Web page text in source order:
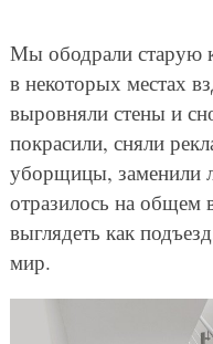
Мы ободрали старую
в некоторых местах
выровняли стены и
покрасили, сняли
уборщицы, заменили
отразилось на общем
выглядеть как
мир.